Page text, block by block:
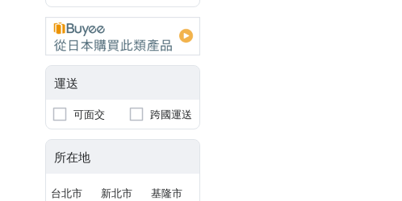
運送
可面交 跨國運送
所在地
台北市 新北市 基隆市